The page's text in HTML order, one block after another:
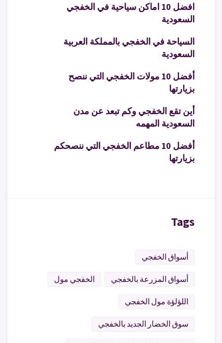
افضل 10 اماكن سياحية في الخفجي
السعودية
السياحة في الخفجي بالمملكة العربية
السعودية
أفضل 10 مولات الخفجي التي ننصح
بزيارتها
أين تقع الخفجي وكم تبعد عن مدن
السعودية المهمه
أفضل 10 مطاعم الخفجي التي ننصحكم
بزيارتها
Tags
أسواق الخفجي
أسواق المزرعة بالخفجي الخفجي مول
اللؤلؤة مول الخفجي
سوق الخضار الجديد بالخفجي